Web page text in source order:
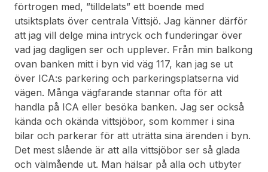
förtrogen med, ”tilldelats” ett boende med
utsiktsplats över centrala Vittsjö. Jag känner därför
att jag vill delge mina intryck och funderingar över
vad jag dagligen ser och upplever. Från min balkong
ovan banken mitt i byn vid väg 117, kan jag se ut
över ICA:s parkering och parkeringsplatserna vid
vägen. Många vägfarande stannar ofta för att
handla på ICA eller besöka banken. Jag ser också
kända och okända vittsjöbor, som kommer i sina
bilar och parkerar för att uträtta sina ärenden i byn.
Det mest slående är att alla vittsjöbor ser så glada
och välmående ut. Man hälsar på alla och utbyter